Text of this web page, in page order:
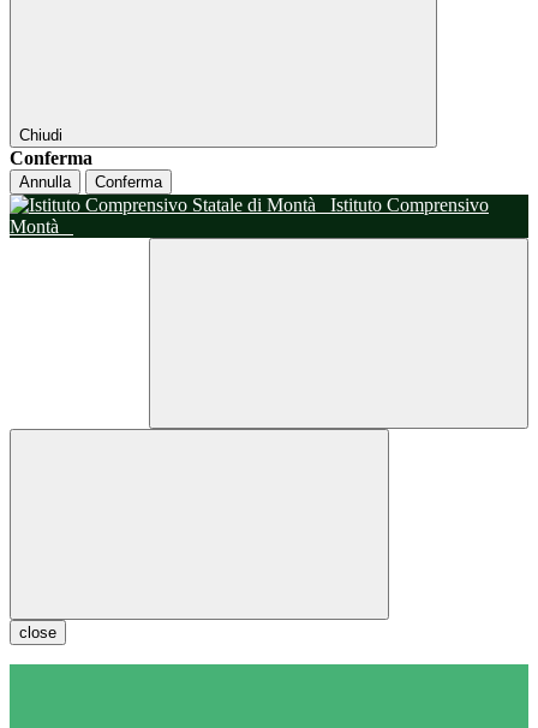
Chiudi
Conferma
Annulla Conferma
Istituto Comprensivo
Montà
close